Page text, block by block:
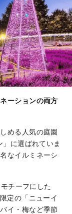
ーションの両方
める人気の庭園
に選ばれていま
なイルミネーシ
チーフにした
定の「ニューイ
イ・梅など季節